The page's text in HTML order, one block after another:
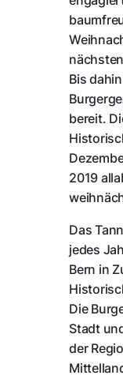
Bis
bereit.
2019
Das
jedes
Bern in
Die
Stadt
der